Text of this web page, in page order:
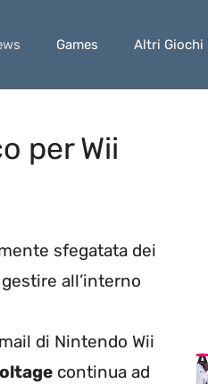
Games Altri Giochi
per Wii
sfegatata dei
all’interno
di Nintendo Wii
continua ad